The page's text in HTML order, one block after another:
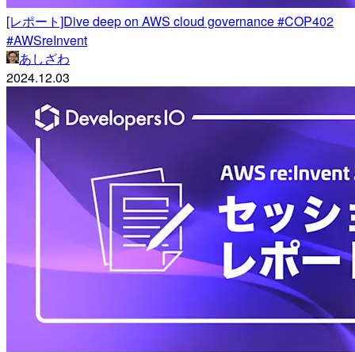
[レポート]Dive deep on AWS cloud governance #COP402
#AWSreInvent
あしざわ
2024.12.03